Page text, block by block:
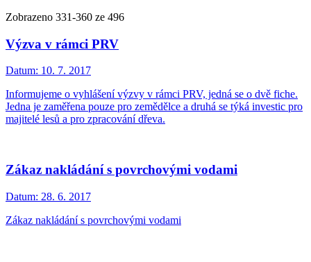
Zobrazeno 331-360 ze 496
Výzva v rámci PRV
Datum: 10. 7. 2017
Informujeme o vyhlášení výzvy v rámci PRV, jedná se o dvě fiche.
Jedna je zaměřena pouze pro zemědělce a druhá se týká investic pro
majitelé lesů a pro zpracování dřeva.
Zákaz nakládání s povrchovými vodami
Datum: 28. 6. 2017
Zákaz nakládání s povrchovými vodami